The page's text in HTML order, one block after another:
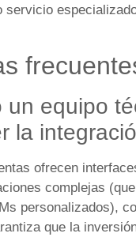
servicio
un equipo
la
ofrecen
complejas
personalizados),
que la